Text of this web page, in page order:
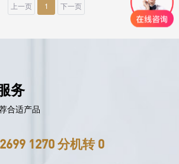
上一页 1 下一页
务
合适产品
1270 分机转 0